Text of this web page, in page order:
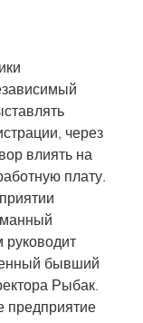
через
влиять на
плату.
бывший
Рыбак.
предприятие